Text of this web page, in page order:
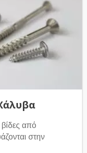
από
στην